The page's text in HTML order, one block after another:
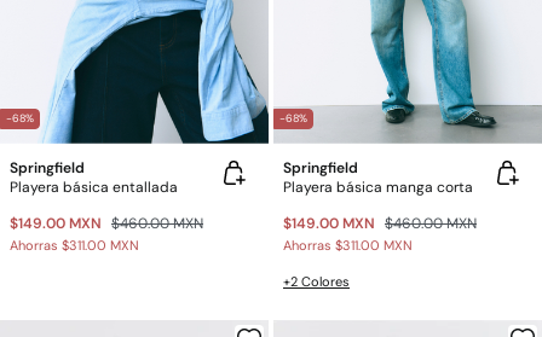
-68%
Springfield
Playera básica entallada
$149.00 MXN $460.00 MXN
Ahorras $311.00 MXN
-68%
Springfield
Playera básica manga corta
$149.00 MXN $460.00 MXN
Ahorras $311.00 MXN
+2 Colores